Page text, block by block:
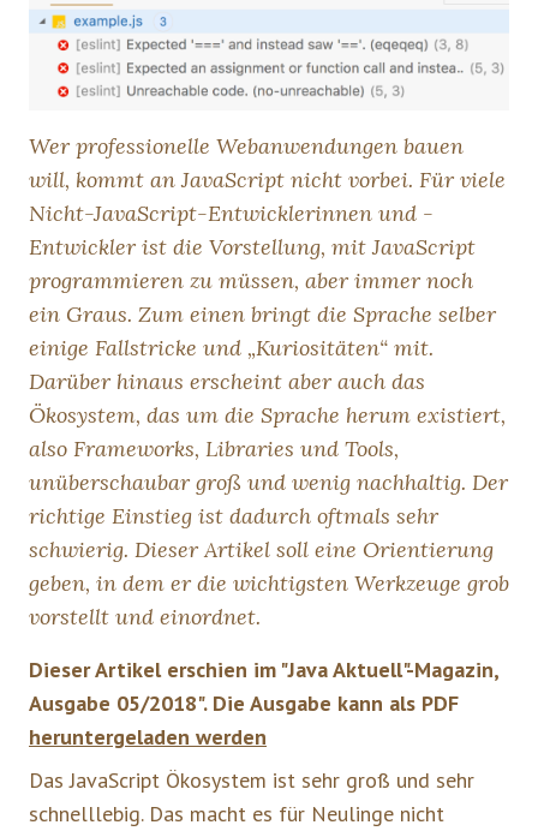
Wer professionelle Webanwendungen bauen
will, kommt an JavaScript nicht vorbei. Für viele
Nicht-JavaScript-Entwicklerinnen und -
Entwickler ist die Vorstellung, mit JavaScript
programmieren zu müssen, aber immer noch
ein Graus. Zum einen bringt die Sprache selber
einige Fallstricke und „Kuriositäten“ mit.
Darüber hinaus erscheint aber auch das
Ökosystem, das um die Sprache herum existiert,
also Frameworks, Libraries und Tools,
unüberschaubar groß und wenig nachhaltig. Der
richtige Einstieg ist dadurch oftmals sehr
schwierig. Dieser Artikel soll eine Orientierung
geben, in dem er die wichtigsten Werkzeuge grob
vorstellt und einordnet.
Dieser Artikel erschien im "Java Aktuell"-Magazin,
Ausgabe 05/2018". Die Ausgabe kann als PDF
heruntergeladen werden
Das JavaScript Ökosystem ist sehr groß und sehr
schnelllebig. Das macht es für Neulinge nicht